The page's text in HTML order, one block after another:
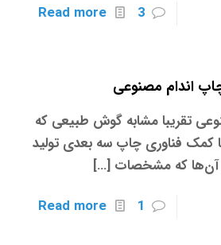
3
Read more
اندام مصنوعی
تقریبا مشابه گوش طبیعی که
کمک فناوری چاپ سه بعدی تولید
که مشخصات […]
1
Read more